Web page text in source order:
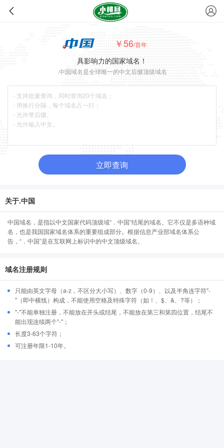
￥56/首年
具影响力的国家域名！
.中国域名是全球唯一的中文后缀顶级域名
立即查询
关于.中国
中国域名，是指以中文国家代码顶级域“．中国”结尾的域名。它不仅是多语种域
名，也是我国国家域名体系的重要组成部分。根据信息产业部域名体系公
告，“．中国”是在互联网上标识中的中文顶级域名。
域名注册规则
只能由英文字母（a-z，不区分大小写）、数字（0-9）、以及半角连字符"-
"（即中横线）构成，不能使用空格及特殊字符（如！、$、&、?等）；
"-"不能单独注册，不能放在开头或结尾，不能放在第三和第四位置，结尾不
能出现连续两个"-"；
长度3-63个字符；
可注册年限1-10年。